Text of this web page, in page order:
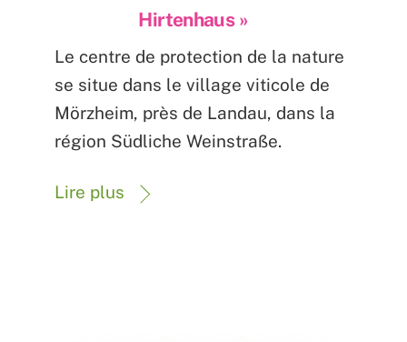
Hirtenhaus »
Le centre de protection de la nature
se situe dans le village viticole de
Mörzheim, près de Landau, dans la
région Südliche Weinstraße.
Lire plus